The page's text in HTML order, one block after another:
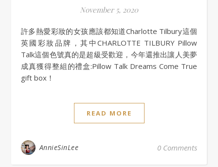
November 5, 2020
許多熱愛彩妝的女孩應該都知道Charlotte Tilbury這個
英國彩妝品牌，其中CHARLOTTE TILBURY Pillow
Talk這個色號真的是超級受歡迎，今年還推出讓人美夢
成真獲得整組的禮盒:Pillow Talk Dreams Come True
gift box！
READ MORE
AnnieSinLee 0 Comments